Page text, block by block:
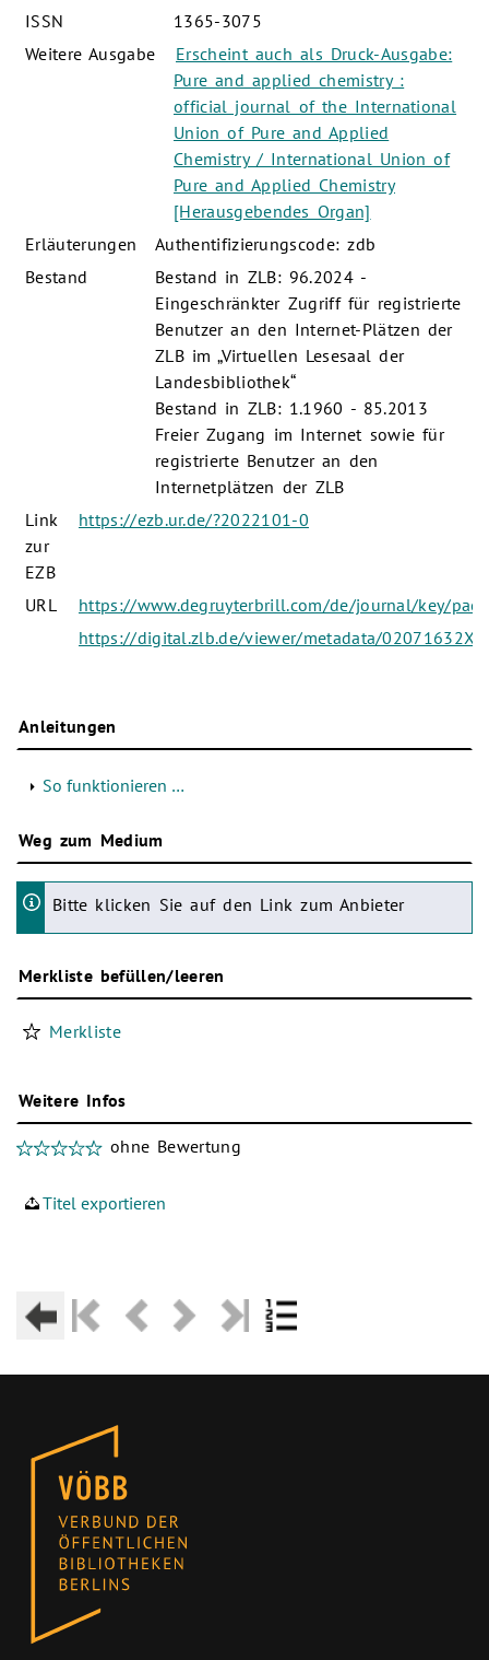
ISSN
1365-3075
Weitere Ausgabe
Erscheint auch als Druck-Ausgabe:
Pure and applied chemistry :
official journal of the International
Union of Pure and Applied
Chemistry / International Union of
Pure and Applied Chemistry
[Herausgebendes Organ]
Erläuterungen
Authentifizierungscode: zdb
Bestand
Bestand in ZLB: 96.2024 -
Eingeschränkter Zugriff für registrierte
Benutzer an den Internet-Plätzen der
ZLB im „Virtuellen Lesesaal der
Landesbibliothek“
Bestand in ZLB: 1.1960 - 85.2013
Freier Zugang im Internet sowie für
registrierte Benutzer an den
Internetplätzen der ZLB
Link
zur
EZB
https://ezb.ur.de/?2022101-0
URL
https://www.degruyterbrill.com/de/journal/key/
https://digital.zlb.de/viewer/metadata/02071632X/
Anleitungen
So funktionieren …
Weg zum Medium
Bitte klicken Sie auf den Link zum Anbieter
Merkliste befüllen/leeren
Merkliste
Weitere Infos
ohne Bewertung
Titel exportieren